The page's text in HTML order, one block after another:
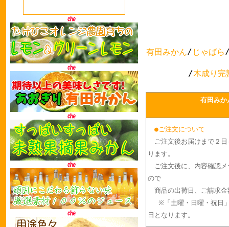
有田みかん/ じゃばら
/木成り完
有田みか
●ご注文について
ご注文後お届けまで２
ります。
ご注文後に、内容確認メ
ので
商品の出荷日、ご請求金
※「土曜・日曜・祝日
日となります。